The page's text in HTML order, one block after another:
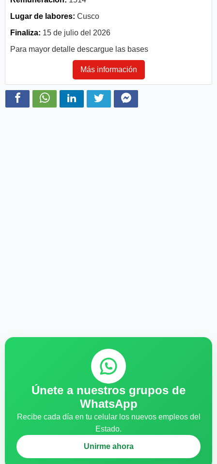
Lugar de labores: Cusco
Finaliza: 15 de julio del 2026
Para mayor detalle descargue las bases
Más información
Únete a nuestros grupos de
WhatsApp
Recibe cada día en tu celular los nuevos empleos del
Estado.
Unirme ahora